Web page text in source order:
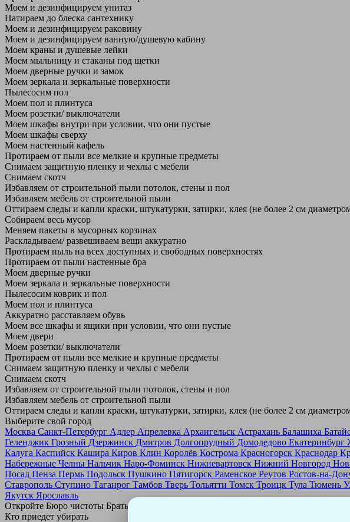
Моем и дезинфицируем унитаз
Натираем до блеска сантехнику
Моем и дезинфицируем раковину
Моем и дезинфицируем ванную/душевую кабину
Моем краны и душевые лейки
Моем мыльницу и стаканы под щетки
Моем дверные ручки и замок
Моем зеркала и зеркальные поверхности
Пылесосим пол
Моем пол и плинтуса
Моем розетки/ выключатели
Моем шкафы внутри при условии, что они пустые
Моем шкафы сверху
Моем настенный кафель
Протираем от пыли все мелкие и крупные предметы
Снимаем защитную пленку и чехлы с мебели
Снимаем скотч
Избавляем от строительной пыли потолок, стены и пол
Избавляем мебель от строительной пыли
Оттираем следы и капли краски, штукатурки, затирки, клея (не более 2 см
Собираем весь мусор
Меняем пакеты в мусорных корзинах
Раскладываем/ развешиваем вещи аккуратно
Протираем пыль на всех доступных и свободных поверхностях
Протираем от пыли настенные бра
Моем дверные ручки
Моем зеркала и зеркальные поверхности
Пылесосим коврик и пол
Моем пол и плинтуса
Аккуратно расставляем обувь
Моем все шкафы и ящики при условии, что они пустые
Моем двери
Моем розетки/ выключатели
Протираем от пыли все мелкие и крупные предметы
Снимаем защитную пленку и чехлы с мебели
Снимаем скотч
Избавляем от строительной пыли потолок, стены и пол
Избавляем мебель от строительной пыли
Оттираем следы и капли краски, штукатурки, затирки, клея (не более 2 см
Выберите свой город
Москва Санкт-Петербург Адлер Апрелевка Архангельск Астрахань Балашиха
Геленджик Грозный Дзержинск Дмитров Долгопрудный Домодедово Екатеринбург
Калуга Каспийск Кашира Киров Клин Королёв Кострома Красногорск Краснодар
Набережные Челны Нальчик Наро-Фоминск Нижневартовск Нижний Новгород
Посад Пенза Пермь Подольск Пушкино Пятигорск Раменское Реутов Ростов-на-
Ставрополь Ступино Таганрог Тамбов Тверь Тольятти Томск Троицк Тула Тюмень
Якутск Ярославль
Откройте Бюро чистоты Братьев Чистовых в своем городе по
Кто приедет убирать